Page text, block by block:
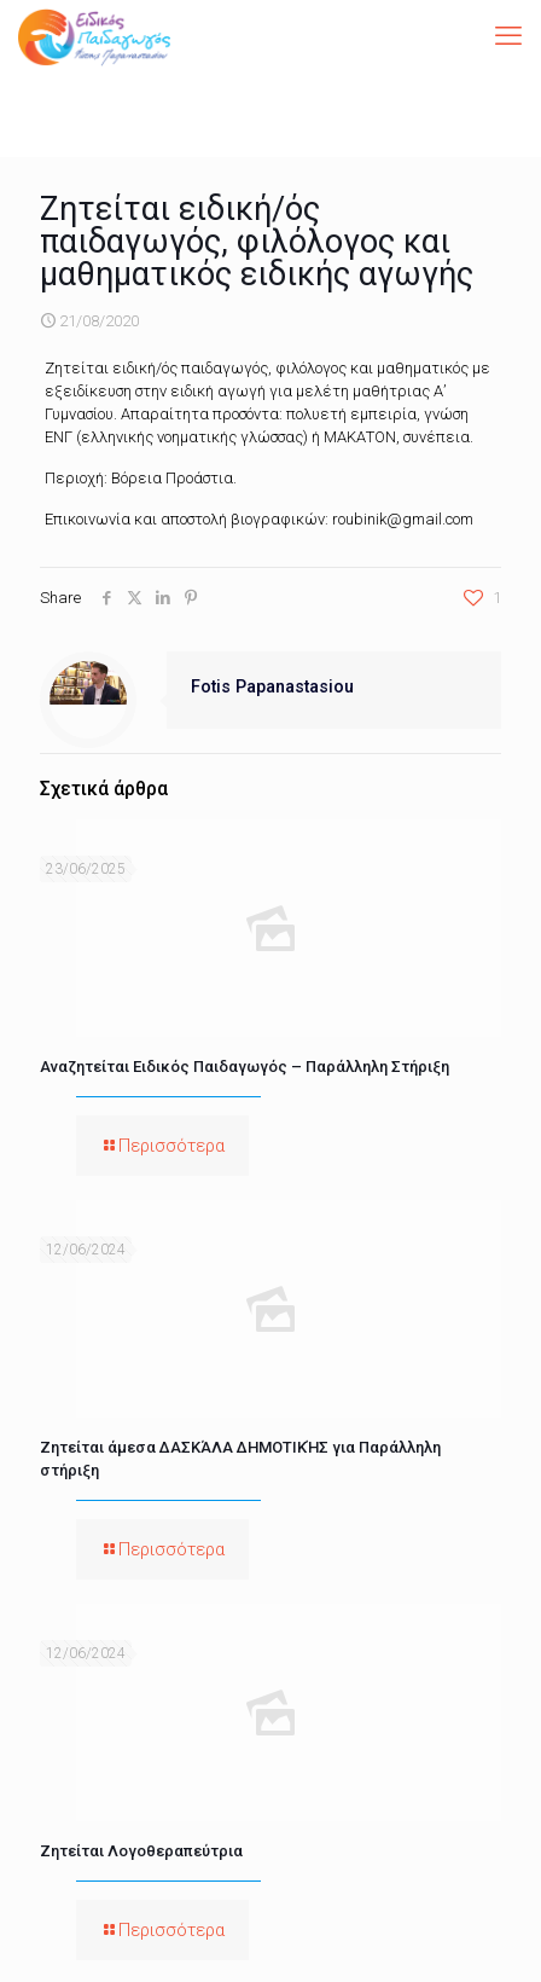
Ζητείται ειδική/ός
παιδαγωγός, φιλόλογος και
μαθηματικός ειδικής αγωγής
21/08/2020
Ζητείται ειδική/ός παιδαγωγός, φιλόλογος και μαθηματικός με
εξειδίκευση στην ειδική αγωγή για μελέτη μαθήτριας Α’
Γυμνασίου. Απαραίτητα προσόντα: πολυετή εμπειρία, γνώση
ΕΝΓ (ελληνικής νοηματικής γλώσσας) ή ΜΑΚΑΤΟΝ, συνέπεια.
Περιοχή: Βόρεια Προάστια.
Επικοινωνία και αποστολή βιογραφικών: roubinik@gmail.com
Share 1
Fotis Papanastasiou
Σχετικά άρθρα
23/06/2025
Αναζητείται Ειδικός Παιδαγωγός – Παράλληλη Στήριξη
Περισσότερα
12/06/2024
Ζητείται άμεσα ΔΑΣΚΆΛΑ ΔΗΜΟΤΙΚΉΣ για Παράλληλη
στήριξη
Περισσότερα
12/06/2024
Ζητείται Λογοθεραπεύτρια
Περισσότερα